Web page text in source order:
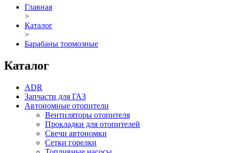
Главная
>
Каталог
>
Барабаны тормозные
Каталог
ADR
Запчасти для ГАЗ
Автономные отопители
Вентиляторы отопителя
Прокладки для отопителей
Свечи автономки
Сетки горелки